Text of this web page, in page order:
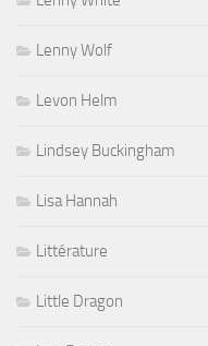
Lenny Wolf
Levon Helm
Lindsey Buckingham
Lisa Hannah
Littérature
Little Dragon